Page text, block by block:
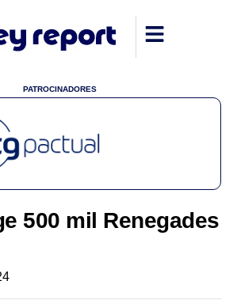
PATROCINADORES
500 mil Renegades